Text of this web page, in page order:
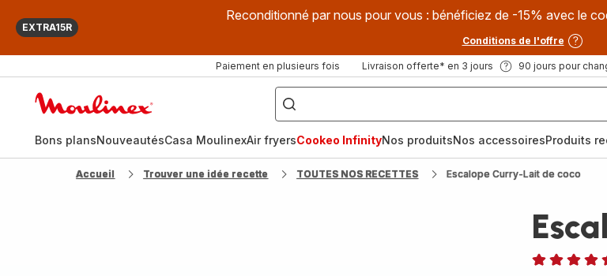
EXTRA15R
Reconditionné par nous pour vous : bénéficiez de -15% avec le
Conditions de l'offre
Paiement en plusieurs fois Livraison offerte* en 3 jours 90 jours pour
["Que
recherchez-
vous
?",
fryer",
"Companion"]
Bons plansNouveautésCasa MoulinexAir fryersCookeo InfinityNos produitsNos accessoiresProduits
Accueil Trouver une idée recette TOUTES NOS RECETTES Escalope Curry-Lait de coco